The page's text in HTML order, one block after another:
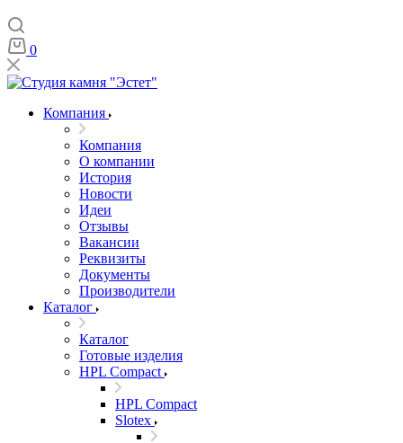
0
Компания
Компания
О компании
История
Новости
Идеи
Отзывы
Вакансии
Реквизиты
Документы
Производители
Каталог
Каталог
Готовые изделия
HPL Compact
HPL Compact
Slotex